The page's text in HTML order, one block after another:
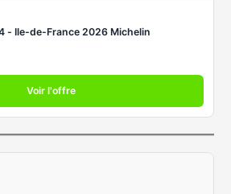
Carte régionale n° 514 - Ile-de-France 2026 Michelin
Voir l'offre